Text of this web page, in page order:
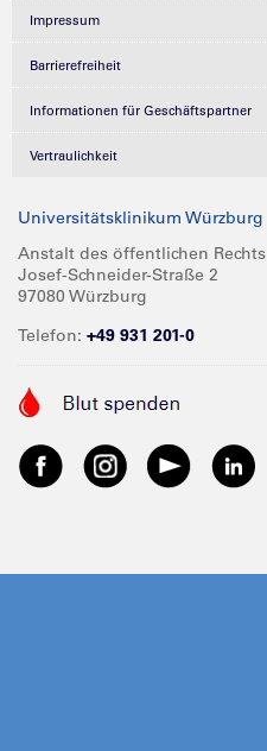
Impressum
Barrierefreiheit
Informationen für Geschäftspartner
Vertraulichkeit
Universitätsklinikum Würzburg
Anstalt des öffentlichen Rechts
Josef-Schneider-Straße 2
97080 Würzburg
Telefon: +49 931 201-0